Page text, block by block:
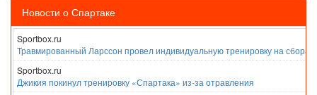
Новости о Спартаке
Sportbox.ru
Травмированный Ларссон провел индивидуальную тренировку на
Sportbox.ru
Джикия покинул тренировку «Спартака» из-за отравления